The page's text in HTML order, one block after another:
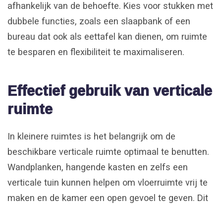
afhankelijk van de behoefte. Kies voor stukken met
dubbele functies, zoals een slaapbank of een
bureau dat ook als eettafel kan dienen, om ruimte
te besparen en flexibiliteit te maximaliseren.
Effectief gebruik van verticale
ruimte
In kleinere ruimtes is het belangrijk om de
beschikbare verticale ruimte optimaal te benutten.
Wandplanken, hangende kasten en zelfs een
verticale tuin kunnen helpen om vloerruimte vrij te
maken en de kamer een open gevoel te geven. Dit